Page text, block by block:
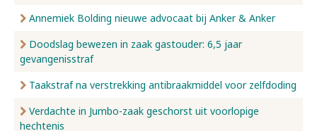
Annemiek Bolding nieuwe advocaat bij Anker & Anker
Doodslag bewezen in zaak gastouder: 6,5 jaar
gevangenisstraf
Taakstraf na verstrekking antibraakmiddel voor zelfdoding
Verdachte in Jumbo-zaak geschorst uit voorlopige
hechtenis